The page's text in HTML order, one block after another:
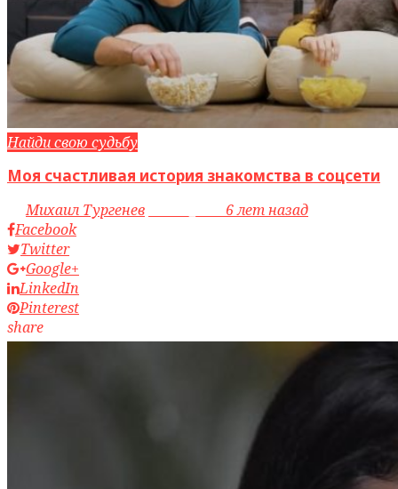
Найди свою судьбу
Моя счастливая история знакомства в соцсети
byМихаил Тургенев
6 лет назад
Facebook
Twitter
Google+
LinkedIn
Pinterest
share